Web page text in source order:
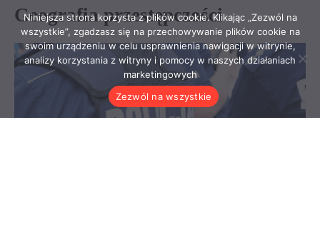
Niniejsza strona korzysta z plików cookie. Klikając „Zezwól na
wszystkie”, zgadzasz się na przechowywanie plików cookie na
swoim urządzeniu w celu usprawnienia nawigacji w witrynie,
analizy korzystania z witryny i pomocy w naszych działaniach
marketingowych
Zezwól na wszystkie